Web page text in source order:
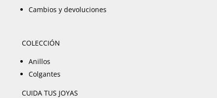
Cambios y devoluciones
COLECCIÓN
Anillos
Colgantes
CUIDA TUS JOYAS